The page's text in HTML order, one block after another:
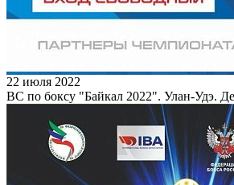
22 июля 2022
ВС по боксу "Байкал 2022". Улан-Удэ.